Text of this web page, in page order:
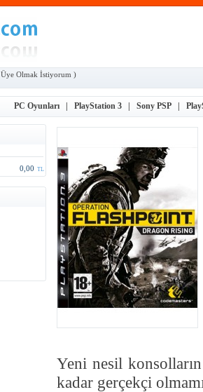
Üye Olmak İstiyorum )
PC Oyunları| PlayStation 3| Sony PSP|
0,00 TL
Yeni nesil
kadar gerçekçi